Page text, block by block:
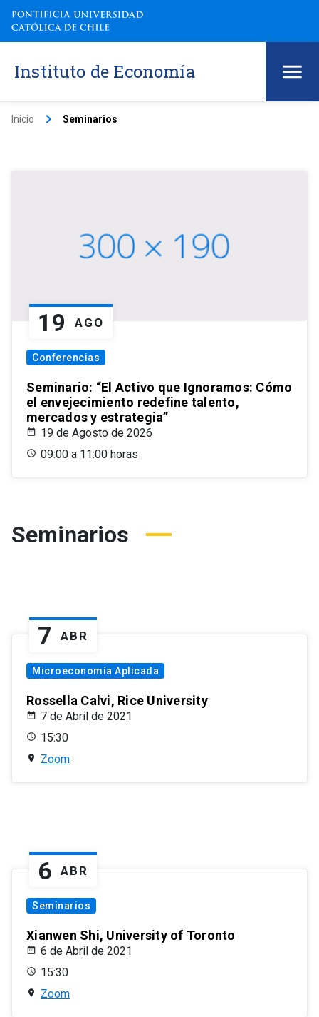
Instituto de Economía
Inicio keyboard_arrow_right Seminarios
19 AGO
Conferencias
Seminario: “El Activo que Ignoramos: Cómo
el envejecimiento redefine talento,
mercados y estrategia”
19 de Agosto de 2026
09:00 a 11:00 horas
Seminarios
7 ABR
Microeconomía Aplicada
Rossella Calvi, Rice University
7 de Abril de 2021
15:30
Zoom
6 ABR
Seminarios
Xianwen Shi, University of Toronto
6 de Abril de 2021
15:30
Zoom